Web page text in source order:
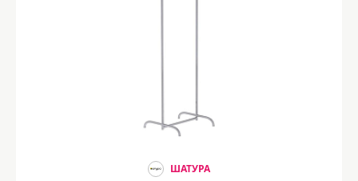
ШАТУРА